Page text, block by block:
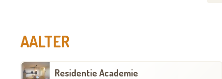
AALTER
Residentie Academie